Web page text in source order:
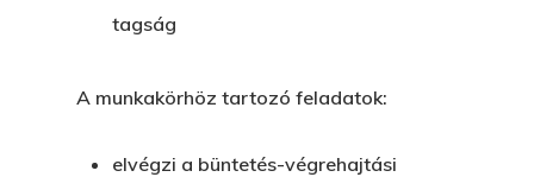
tagság
A munkakörhöz tartozó feladatok:
elvégzi a büntetés-végrehajtási